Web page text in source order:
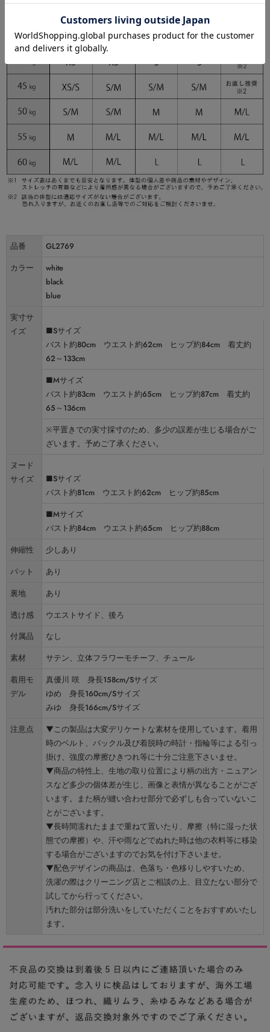
品番
GL2769
カラー
white
black
blue
実寸サ
イズ
■Sサイズ
バスト約80cm ウエスト約62cm ヒップ約84cm 着丈約
62～133cm
■Mサイズ
バスト約83cm ウエスト約65cm ヒップ約87cm 着丈約
65～136cm
※平置きでの実寸採寸のため、多少の誤差が生じる場合がご
ざいます。予めご了承ください。
ヌード
サイズ
■Sサイズ
バスト約81cm ウエスト約62cm ヒップ約85cm
■Mサイズ
バスト約84cm ウエスト約65cm ヒップ約88cm
伸縮性
少しあり
パット
あり
裏地
あり
透け感
ウエストサイド、後ろ
付属品
なし
素材
サテン、立体フラワーモチーフ、チュール
着用モ
デル
真優川 咲 身長158cm/Sサイズ
ゆめ 身長160cm/Sサイズ
みゆ 身長166cm/Sサイズ
注意点
▼この製品は大変デリケートな素材を使用しています。着用
時のベルト、バックル及び着脱時の時計・指輪等による引っ
掛け、強度の摩擦ひきつれ等に十分ご注意下さいませ。
▼商品の特性上、生地の取り位置により柄の出方・ニュアン
スなど多少の個体差が生じ、画像と表情が異なることがござ
います。また柄が縫い合わせ部分で必ずしも合っていないこ
とがございます。
▼長時間濡れたままで重ねて置いたり、摩擦（特に湿った状
態での摩擦）や、汗や雨などでぬれた時は他の衣料等に移染
する場合がございますのでお気を付け下さいませ。
▼配色デザインの商品は、色落ち・色移りしやすいため、
洗濯の際はクリーニング店とご相談の上、目立たない部分で
試してから行ってください。
汚れた部分は部分洗いをしていただくことをおすすめいたし
ます。